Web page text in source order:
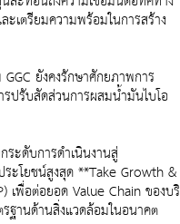
ะเตรียมความพร้อมในการสร้าง
ยังคงรักษาศักยภาพการ
ปรับสัดส่วนการผสมน้ำมันไบโอ
ะดับการดำเนินงานสู่
ะโยชน์สูงสุด **Take Growth &
เพื่อต่อยอด Value Chain ของบริ
ฐานด้านสิ่งแวดล้อมในอนาคต